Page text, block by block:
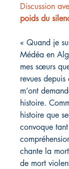
Discussion
poids du
« Quand je
Médéa en
mes sœurs
revues
m’ont
histoire.
histoire que
convoque
chante la
de mort